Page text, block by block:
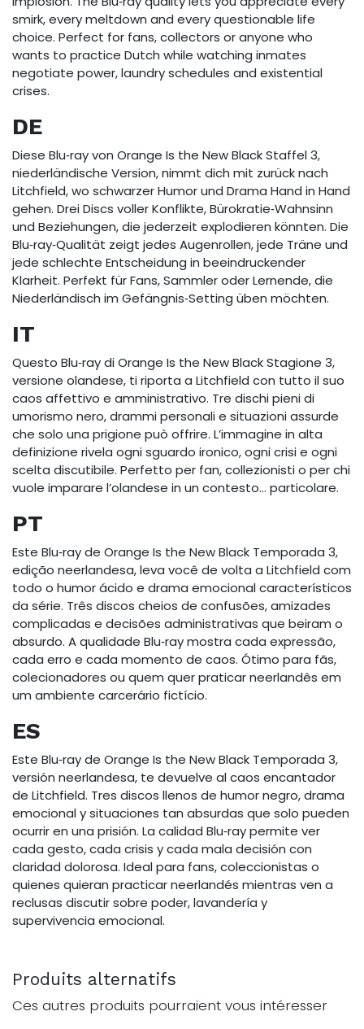
smirk, every meltdown and every questionable life
choice. Perfect for fans, collectors or anyone who
wants to practice Dutch while watching inmates
negotiate power, laundry schedules and existential
crises.
DE
Diese Blu‑ray von Orange Is the New Black Staffel 3,
niederländische Version, nimmt dich mit zurück nach
Litchfield, wo schwarzer Humor und Drama Hand in Hand
gehen. Drei Discs voller Konflikte, Bürokratie‑Wahnsinn
und Beziehungen, die jederzeit explodieren könnten. Die
Blu‑ray‑Qualität zeigt jedes Augenrollen, jede Träne und
jede schlechte Entscheidung in beeindruckender
Klarheit. Perfekt für Fans, Sammler oder Lernende, die
Niederländisch im Gefängnis‑Setting üben möchten.
IT
Questo Blu‑ray di Orange Is the New Black Stagione 3,
versione olandese, ti riporta a Litchfield con tutto il suo
caos affettivo e amministrativo. Tre dischi pieni di
umorismo nero, drammi personali e situazioni assurde
che solo una prigione può offrire. L’immagine in alta
definizione rivela ogni sguardo ironico, ogni crisi e ogni
scelta discutibile. Perfetto per fan, collezionisti o per chi
vuole imparare l’olandese in un contesto… particolare.
PT
Este Blu‑ray de Orange Is the New Black Temporada 3,
edição neerlandesa, leva você de volta a Litchfield com
todo o humor ácido e drama emocional característicos
da série. Três discos cheios de confusões, amizades
complicadas e decisões administrativas que beiram o
absurdo. A qualidade Blu‑ray mostra cada expressão,
cada erro e cada momento de caos. Ótimo para fãs,
colecionadores ou quem quer praticar neerlandês em
um ambiente carcerário fictício.
ES
Este Blu‑ray de Orange Is the New Black Temporada 3,
versión neerlandesa, te devuelve al caos encantador
de Litchfield. Tres discos llenos de humor negro, drama
emocional y situaciones tan absurdas que solo pueden
ocurrir en una prisión. La calidad Blu‑ray permite ver
cada gesto, cada crisis y cada mala decisión con
claridad dolorosa. Ideal para fans, coleccionistas o
quienes quieran practicar neerlandés mientras ven a
reclusas discutir sobre poder, lavandería y
supervivencia emocional.
Produits alternatifs
Ces autres produits pourraient vous intéresser